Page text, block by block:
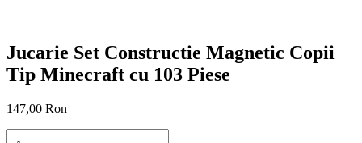
Jucarie Set Constructie Magnetic Copii
Tip Minecraft cu 103 Piese
147,00 Ron